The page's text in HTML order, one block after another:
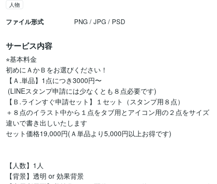
人物
ファイル形式 PNG / JPG / PSD
サービス内容
⭐︎基本料金
初めにＡかＢをお選びください！
【Ａ.単品】1点につき3000円〜
【Ｂ.ラインすぐ申請セット】１セット（スタンプ用８点）
＋８点のイラスト中から１点をタブ用とアイコン用の２点をサイズ
違いで書き出しいたします
セット価格19,000円(Ａ単品より5,000円以上お得です)
【人数】1人
【背景】透明 or 効果背景